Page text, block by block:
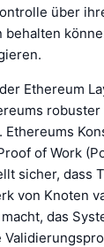
über
behalten
Ethereum
Ethereums
of Work
sicher, dass
von Knoten
das